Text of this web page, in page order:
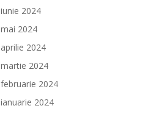
iunie 2024
mai 2024
aprilie 2024
martie 2024
februarie 2024
ianuarie 2024